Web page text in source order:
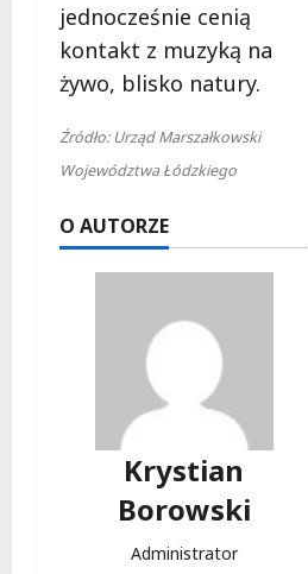
jednocześnie cenią
kontakt z muzyką na
żywo, blisko natury.
Źródło: Urząd Marszałkowski
Województwa Łódzkiego
O AUTORZE
Krystian
Borowski
Administrator